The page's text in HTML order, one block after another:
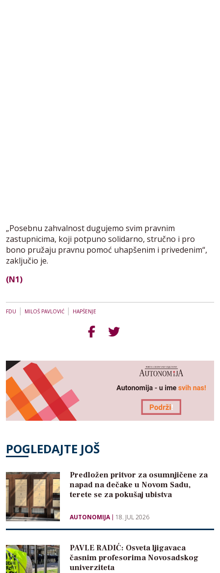
„Posebnu zahvalnost dugujemo svim pravnim
zastupnicima, koji potpuno solidarno, stručno i pro
bono pružaju pravnu pomoć uhapšenim i privedenim“,
zaključio je.
(N1)
FDU | MILOŠ PAVLOVIĆ | HAPŠENJE
POGLEDAJTE JOŠ
Predložen pritvor za osumnjičene za
napad na dečake u Novom Sadu,
terete se za pokušaj ubistva
AUTONOMIJA 18. JUL 2026
PAVLE RADIĆ: Osveta ljigavaca
časnim profesorima Novosadskog
univerziteta